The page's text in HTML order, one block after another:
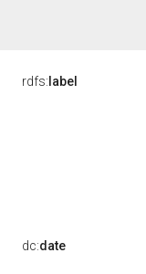
rdfs: label
dc:date